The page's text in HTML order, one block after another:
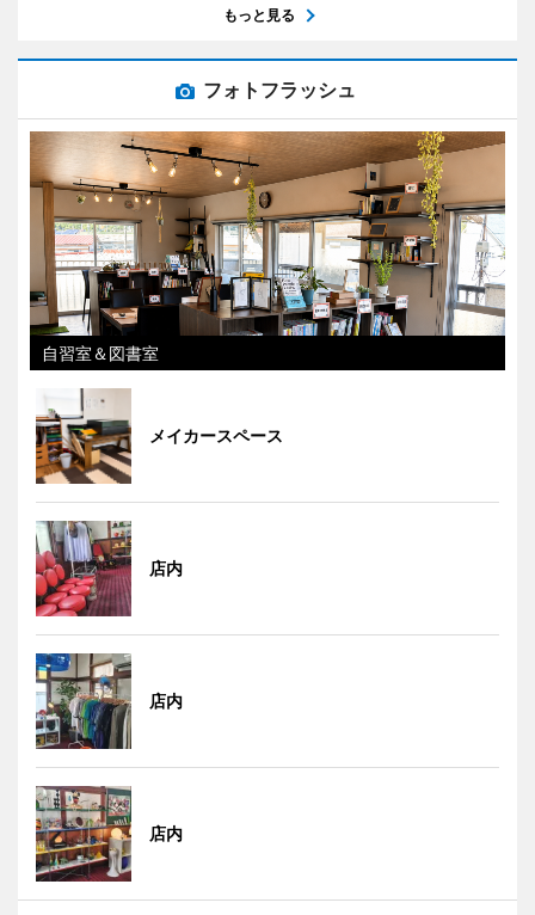
もっと見る
フォトフラッシュ
自習室＆図書室
メイカースペース
店内
店内
店内